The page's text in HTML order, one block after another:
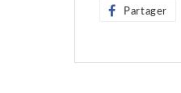
Partager